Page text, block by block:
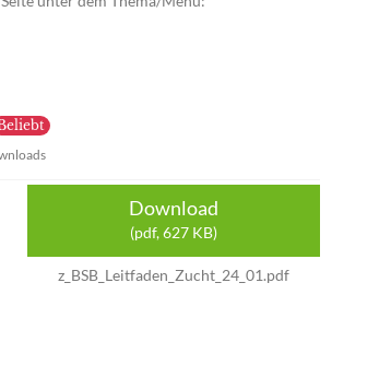
Download
(pdf,627 KB)
z_BSB_Leitfaden_Zucht_24_01.pdf